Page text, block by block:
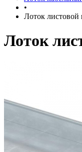
•
Лоток
Лоток